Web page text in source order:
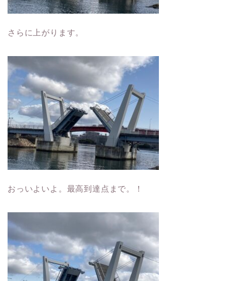
さらに上がります。
おっいよいよ。最高到達点まで。！